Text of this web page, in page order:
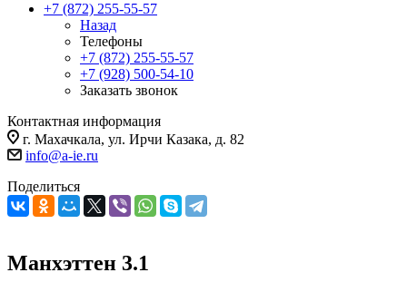
+7 (872) 255-55-57
Назад
Телефоны
+7 (872) 255-55-57
+7 (928) 500-54-10
Заказать звонок
Контактная информация
г. Махачкала, ул. Ирчи Казака, д. 82
info@a-ie.ru
Поделиться
Манхэттен 3.1